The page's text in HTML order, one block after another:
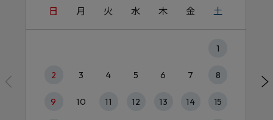
日 月 火 水 木 金 土
1
2 3 4 5 6 7 8
9 10 11 12 13 14 15